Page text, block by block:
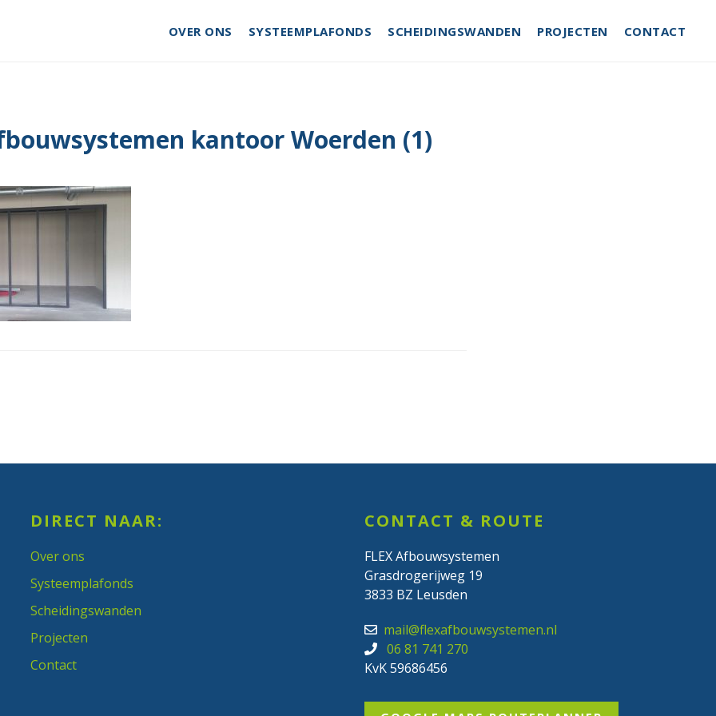
OVER ONS SYSTEEMPLAFONDS SCHEIDINGSWANDEN PROJECTEN CONTACT
kantoor Woerden (1)
DIRECT NAAR:
Over ons
Systeemplafonds
Scheidingswanden
Projecten
Contact
CONTACT & ROUTE
FLEX Afbouwsystemen
Grasdrogerijweg 19
3833 BZ Leusden
mail@flexafbouwsystemen.nl
06 81 741 270
KvK 59686456